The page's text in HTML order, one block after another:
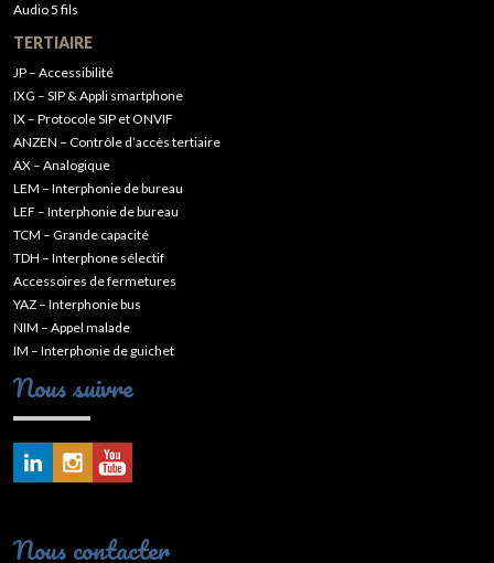
Audio 5 fils
TERTIAIRE
JP – Accessibilité
IXG – SIP & Appli smartphone
IX – Protocole SIP et ONVIF
ANZEN – Contrôle d’accès tertiaire
AX – Analogique
LEM – Interphonie de bureau
LEF – Interphonie de bureau
TCM – Grande capacité
TDH – Interphone sélectif
Accessoires de fermetures
YAZ – Interphonie bus
NIM – Appel malade
IM – Interphonie de guichet
Nous suivre
Nous contacter